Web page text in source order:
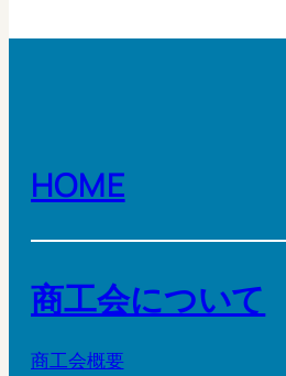
HOME
商工会について
商工会概要